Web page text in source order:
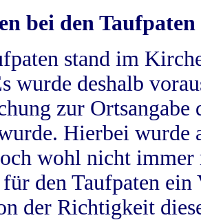
bei den Taufpaten
stand im
wurde deshalb
zur
Hierbei wurde
wohl nicht
den Taufpaten
der Richtigkeit